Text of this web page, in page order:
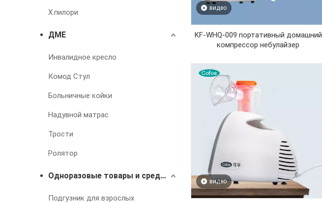
Х.пилори
ДМЕ
Инвалидное кресло
Комод Стул
Больничные койки
Надувной матрас
Трости
Ролятор
Одноразовые товары и средства для лечения недержания
Подгузник для взрослых
видео
KF-WHQ-009 портативный домашний
компрессор небулайзер
видео